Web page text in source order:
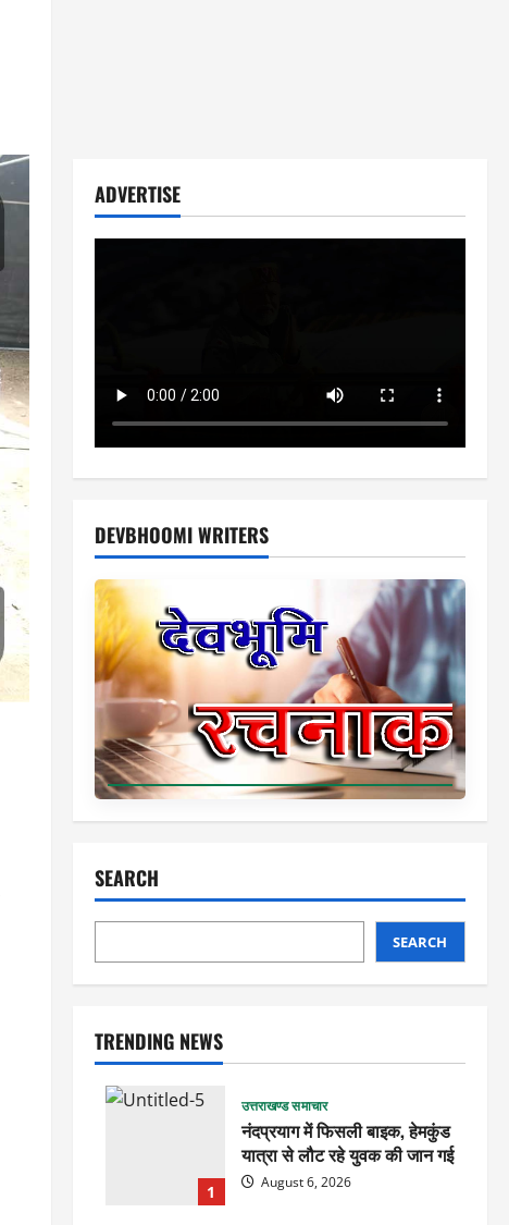
ADVERTISE
DEVBHOOMI WRITERS
SEARCH
SEARCH
TRENDING NEWS
1
उत्तराखण्ड समाचार
नंदप्रयाग में फिसली बाइक, हेमकुंड
यात्रा से लौट रहे युवक की जान गई
August 6, 2026